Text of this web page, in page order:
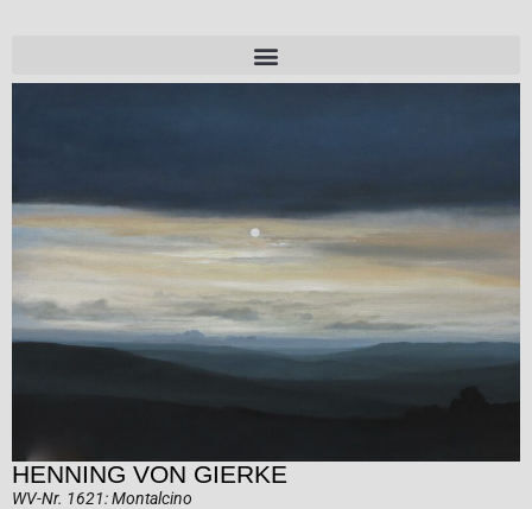
HENNING VON GIERKE
WV-Nr. 1621: Montalcino